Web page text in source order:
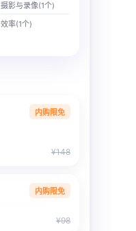
摄影与录像(1个)
效率(1个)
内购限免
¥148
内购限免
¥98